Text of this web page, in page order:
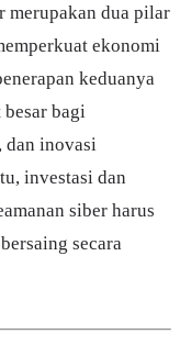
merupakan dua pilar
ekonomi
keduanya
bagi
dan inovasi
investasi dan
siber harus
secara